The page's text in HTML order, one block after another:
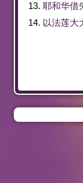
13. 耶和华借
14. 以法莲大